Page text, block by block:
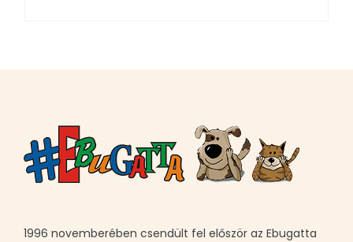
1996 novemberében csendült fel először az Ebugatta